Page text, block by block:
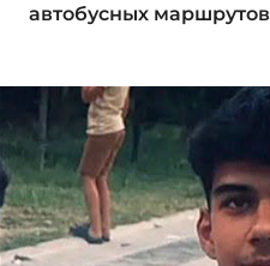
автобусных маршрутов